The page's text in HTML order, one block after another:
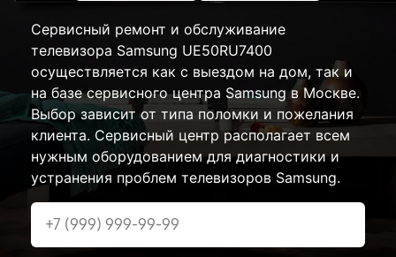
Сервисный ремонт и обслуживание
телевизора Samsung UE50RU7400
осуществляется как с выездом на дом, так и
на базе сервисного центра Samsung в Москве.
Выбор зависит от типа поломки и пожелания
клиента. Сервисный центр располагает всем
нужным оборудованием для диагностики и
устранения проблем телевизоров Samsung.